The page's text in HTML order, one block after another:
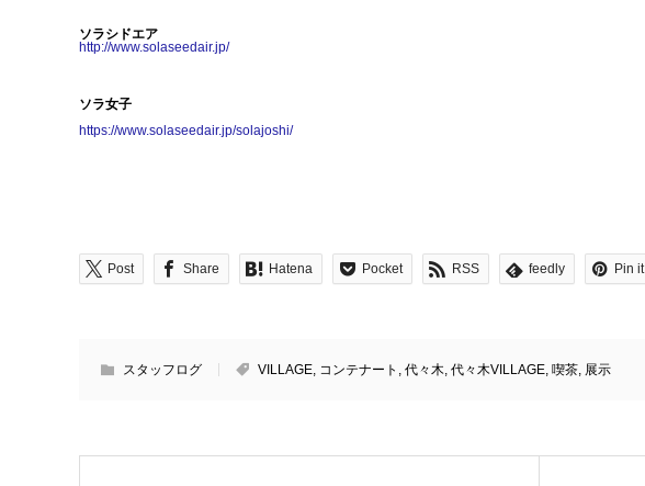
ソラシドエア
http://www.solaseedair.jp/
ソラ女子
https://www.solaseedair.jp/solajoshi/
Post Share Hatena Pocket RSS feedly Pin it
スタッフログ VILLAGE コンテナート 代々木 代々木VILLAGE 喫茶 展示